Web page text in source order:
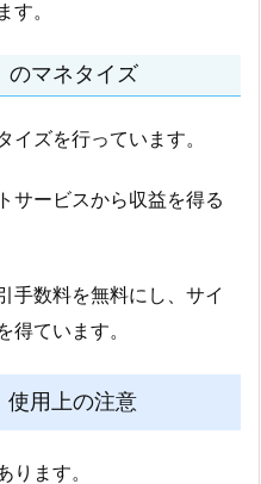
す。
のマネタイズ
イズを行っています。
サービスから収益を得る
手数料を無料にし、サイ
得ています。
使用上の注意
ります。